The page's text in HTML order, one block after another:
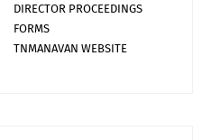
DIRECTOR PROCEEDINGS
FORMS
TNMANAVAN WEBSITE